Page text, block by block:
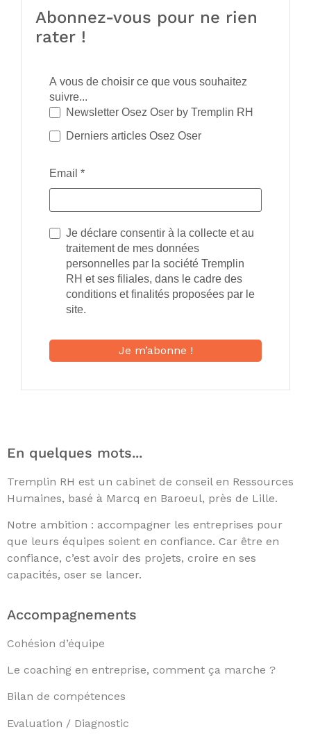
Abonnez-vous pour ne rien
rater !
A vous de choisir ce que vous souhaitez
suivre...
Newsletter Osez Oser by Tremplin RH
Derniers articles Osez Oser
Email *
Je déclare consentir à la collecte et au
traitement de mes données
personnelles par la société Tremplin
RH et ses filiales, dans le cadre des
conditions et finalités proposées par le
site.
En quelques mots...
Tremplin RH est un cabinet de conseil en Ressources
Humaines, basé à Marcq en Baroeul, près de Lille.
Notre ambition : accompagner les entreprises pour
que leurs équipes soient en confiance. Car être en
confiance, c’est avoir des projets, croire en ses
capacités, oser se lancer.
Accompagnements
Cohésion d’équipe
Le coaching en entreprise, comment ça marche ?
Bilan de compétences
Evaluation / Diagnostic